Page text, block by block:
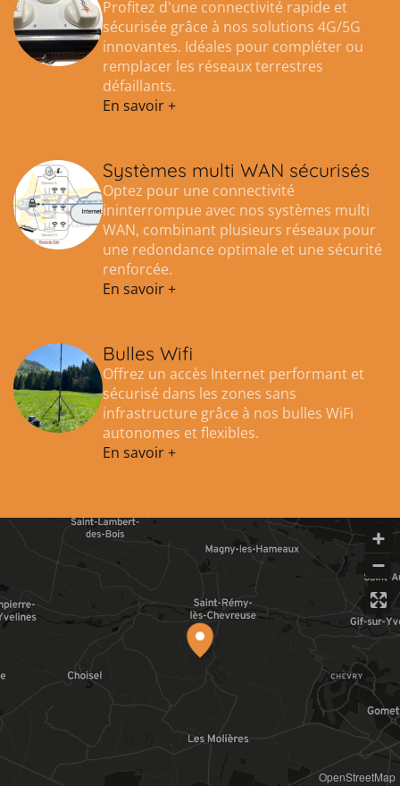
Profitez d'une connectivité rapide et
sécurisée grâce à nos solutions 4G/5G
innovantes. Idéales pour compléter ou
remplacer les réseaux terrestres
défaillants.
En savoir +
Systèmes multi WAN sécurisés
Optez pour une connectivité
ininterrompue avec nos systèmes multi
WAN, combinant plusieurs réseaux pour
une redondance optimale et une sécurité
renforcée.
En savoir +
Bulles Wifi
Offrez un accès Internet performant et
sécurisé dans les zones sans
infrastructure grâce à nos bulles WiFi
autonomes et flexibles.
En savoir +
OpenStreetMap